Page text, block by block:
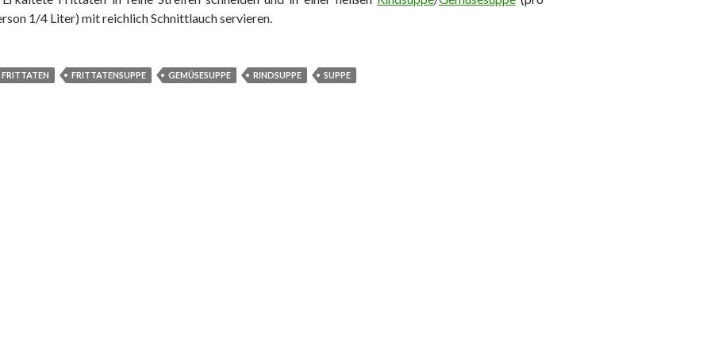
1/4 Liter) mit reichlich Schnittlauch servieren.
FRITTATEN FRITTATENSUPPE GEMÜSESUPPE RINDSUPPE SUPPE